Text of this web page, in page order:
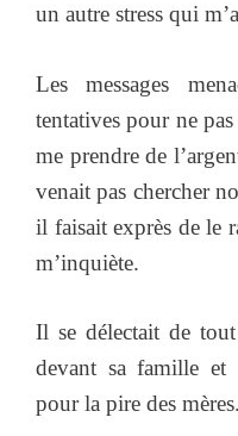
un autre stress qui
Les messages
tentatives pour ne
me prendre de
venait pas chercher
il faisait exprès de le
m’inquiète.
Il se délectait de
devant sa famille et
pour la pire des mères.